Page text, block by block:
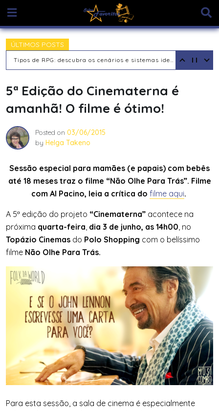
content
ÚLTIMOS POSTS
Tipos de RPG: descubra os cenários e sistemas ideais para sua aventura
5ª Edição do Cinematerna é
amanhã! O filme é ótimo!
Posted on 03/06/2015
by Helga Takeno
Sessão especial para mamães (e papais) com bebês
até 18 meses traz o filme “Não Olhe Para Trás”. Filme
com Al Pacino, leia a crítica do filme aqui.
A 5ª edição do projeto “Cinematerna” acontece na
próxima quarta-feira, dia 3 de junho, as 14h00, no
Topázio Cinemas do Polo Shopping com o belíssimo
filme Não Olhe Para Trás.
Para esta sessão, a sala de cinema é especialmente